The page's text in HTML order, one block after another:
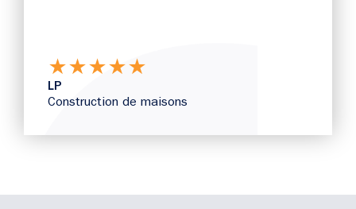
★★★★★
LP
Construction de maisons